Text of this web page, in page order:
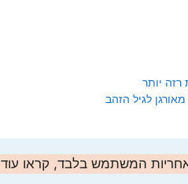
רזה יותר
לגיל הזהב
המשתמש בלבד, קראו עוד